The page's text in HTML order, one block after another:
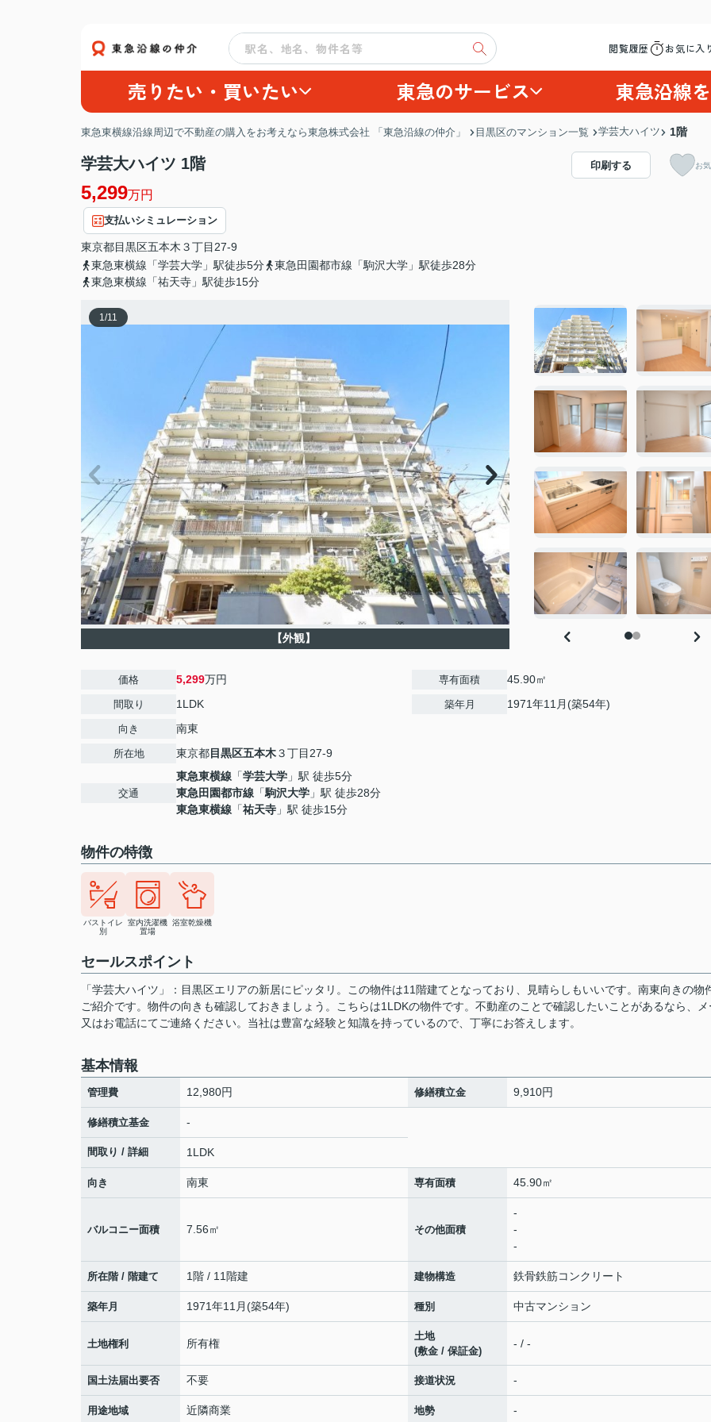
閲覧履歴 お気に入
売りたい・買いたい 東急のサービス 東急沿線
東急東横線沿線周辺で不動産の購入をお考えなら東急株式会社 「東急沿線の仲介」 目黒区のマンション一覧 学芸大ハイツ 1階
学芸大ハイツ 1階
5,299万円
支払いシミュレーション
東京都目黒区五本木 ３丁目27-9
東急東横線「学芸大学」駅徒歩5分
東急田園都市線「駒沢大学」駅徒歩28分
東急東横線「祐天寺」駅徒歩15分
印刷する お
1/11
【外観】
価格 5,299万円
間取り 1LDK
向き 南東
所在地 東京都目黒区五本木３丁目27-9
交通
東急東横線 「学芸大学 」駅 徒歩5分
東急田園都市線 「駒沢大学 」駅 徒歩28分
東急東横線 「祐天寺 」駅 徒歩15分
専有面積 45.90㎡
築年月 1971年11月(築54年)
物件の特徴
バストイレ
別
室内洗濯機
置場
浴室乾燥機
セールスポイント
「学芸大ハイツ」：目黒区エリアの新居にピッタリ。この物件は11階建てとなっており、見晴らしもいいです。南東向きの物
ご紹介です。物件の向きも確認しておきましょう。こちらは1LDKの物件です。不動産のことで確認したいことがあるなら、メ
又はお電話にてご連絡ください。当社は豊富な経験と知識を持っているので、丁寧にお答えします。
基本情報
管理費 12,980円 修繕積立金 9,910円
修繕積立基金 -
間取り / 詳細 1LDK
向き 南東 専有面積 45.90㎡
バルコニー面積 7.56㎡ その他面積
-
-
-
所在階 / 階建て 1階 / 11階建 建物構造 鉄骨鉄筋コンクリート
築年月 1971年11月(築54年) 種別 中古マンション
土地権利 所有権
土地
(敷金 / 保証金)
- / -
国土法届出要否 不要 接道状況 -
用途地域 近隣商業 地勢 -